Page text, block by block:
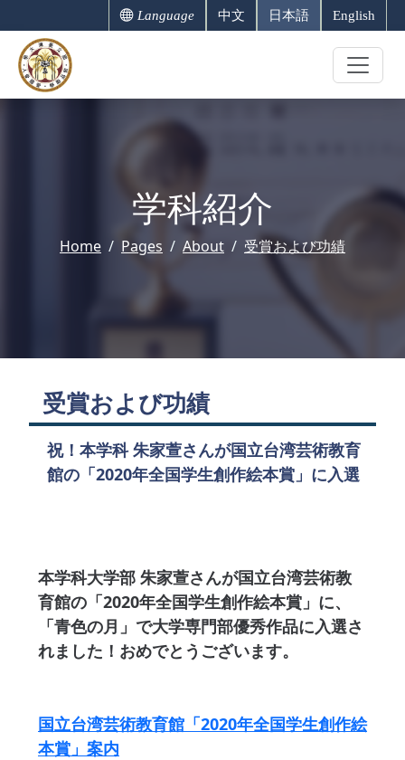
Language 中文 日本語 English
学科紹介
Home Pages About 受賞および功績
受賞および功績
祝！本学科 朱家萱さんが国立台湾芸術教育
館の「2020年全国学生創作絵本賞」に入選
本学科大学部 朱家萱さんが国立台湾芸術教
育館の「2020年全国学生創作絵本賞」に、
「青色の月」で大学専門部優秀作品に入選さ
れました！おめでとうございます。
国立台湾芸術教育館「2020年全国学生創作絵
本賞」案内